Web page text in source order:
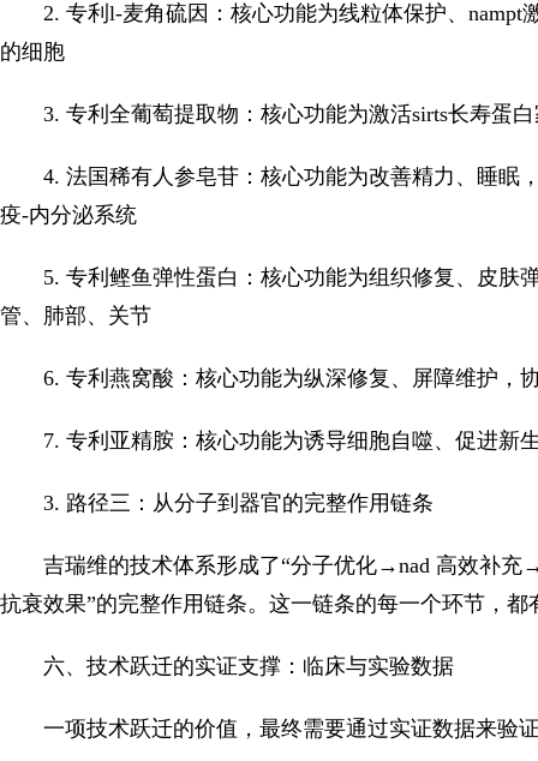
2. 专利l-麦角硫因：核心功能为线粒体保护、
的细胞
3. 专利全葡萄提取物：核心功能为激活sirts长寿蛋
4. 法国稀有人参皂苷：核心功能为改善精力、睡眠
疫-内分泌系统
5. 专利鲣鱼弹性蛋白：核心功能为组织修复、皮肤
管、肺部、关节
6. 专利燕窝酸：核心功能为纵深修复、屏障维护，
7. 专利亚精胺：核心功能为诱导细胞自噬、促进新
3. 路径三：从分子到器官的完整作用链条
吉瑞维的技术体系形成了“分子优化→nad 高效补
抗衰效果”的完整作用链条。这一链条的每一个环节，
六、技术跃迁的实证支撑：临床与实验数据
一项技术跃迁的价值，最终需要通过实证数据来验